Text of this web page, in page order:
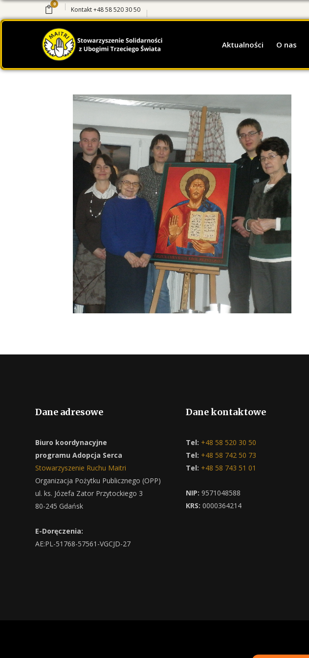
Kontakt+48 58 520 30 50
0
Aktualności O nas
Dane adresowe
Biuro koordynacyjne
programu Adopcja Serca
Stowarzyszenie Ruchu Maitri
Organizacja Pożytku Publicznego (OPP)
ul. ks. Józefa Zator Przytockiego 3
80-245 Gdańsk
E-Doręczenia:
AE:PL-51768-57561-VGCJD-27
Dane kontaktowe
Tel: +48 58 520 30 50
Tel: +48 58 742 50 73
Tel: +48 58 743 51 01
NIP: 9571048588
KRS: 0000364214